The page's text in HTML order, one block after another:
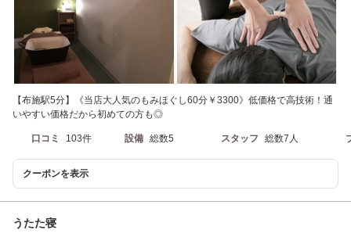
【布施駅5分】《当店大人気のもみほぐし60分￥3300》低価格で高技術！通
いやすい価格だから初めての方も◎
口コミ 103件 設備 総数5 スタッフ 総数7人
クーポンを表示
うたた寝